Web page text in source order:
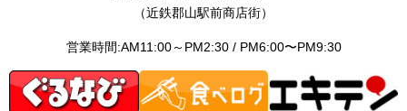
（近鉄郡山駅前商店街）
営業時間:AM11:00～PM2:30 / PM6:00〜PM9:30